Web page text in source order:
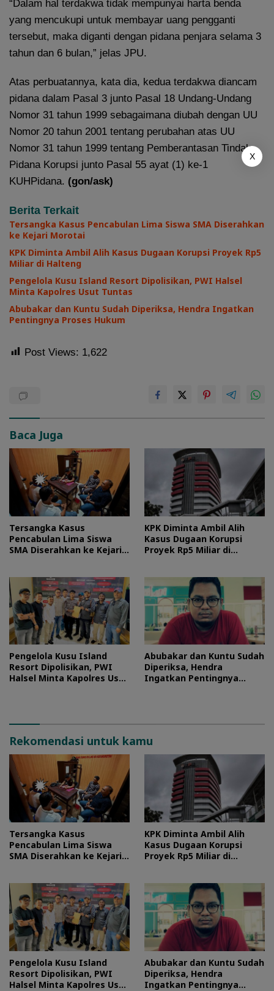
“Dalam hal terdakwa tidak mempunyai harta benda
yang mencukupi untuk membayar uang pengganti
tersebut, maka diganti dengan pidana penjara selama 3
tahun dan 6 bulan,” jelas JPU.
Atas perbuatannya, kata dia, kedua terdakwa diancam
pidana dalam Pasal 3 junto Pasal 18 Undang-Undang
Nomor 31 tahun 1999 sebagaimana diubah dengan UU
Nomor 20 tahun 2001 tentang perubahan atas UU
Nomor 31 tahun 1999 tentang Pemberantasan Tindak
Pidana Korupsi junto Pasal 55 ayat (1) ke-1
KUHPidana. (gon/ask)
Berita Terkait
Tersangka Kasus Pencabulan Lima Siswa SMA Diserahkan
ke Kejari Morotai
KPK Diminta Ambil Alih Kasus Dugaan Korupsi Proyek Rp5
Miliar di Halteng
Pengelola Kusu Island Resort Dipolisikan, PWI Halsel
Minta Kapolres Usut Tuntas
Abubakar dan Kuntu Sudah Diperiksa, Hendra Ingatkan
Pentingnya Proses Hukum
Post Views: 1,622
Baca Juga
Tersangka Kasus
Pencabulan Lima Siswa
SMA Diserahkan ke Kejari
KPK Diminta Ambil Alih
Kasus Dugaan Korupsi
Proyek Rp5 Miliar di
Pengelola Kusu Island
Resort Dipolisikan, PWI
Halsel Minta Kapolres Usut
Abubakar dan Kuntu Sudah
Diperiksa, Hendra
Ingatkan Pentingnya
Rekomendasi untuk kamu
Tersangka Kasus
Pencabulan Lima Siswa
SMA Diserahkan ke Kejari
KPK Diminta Ambil Alih
Kasus Dugaan Korupsi
Proyek Rp5 Miliar di
Pengelola Kusu Island
Resort Dipolisikan, PWI
Halsel Minta Kapolres Usut
Abubakar dan Kuntu Sudah
Diperiksa, Hendra
Ingatkan Pentingnya
X